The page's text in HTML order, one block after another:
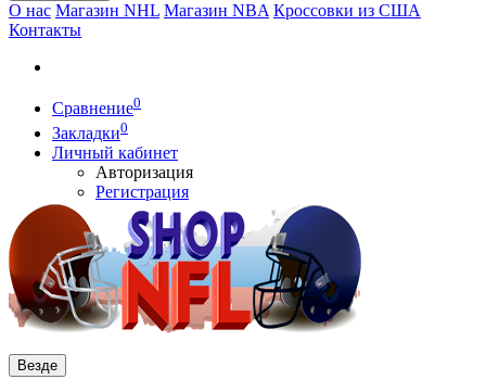
О нас Магазин NHL Магазин NBA Кроссовки из США
Контакты
Сравнение0
Закладки0
Личный кабинет
Авторизация
Регистрация
Везде